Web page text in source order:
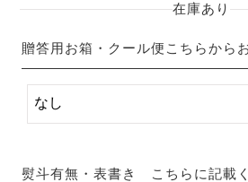
在庫あり
贈答用お箱・クール便こちらから
熨斗有無・表書き こちらに記載く